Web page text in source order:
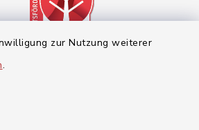
zur Nutzung weiterer
.